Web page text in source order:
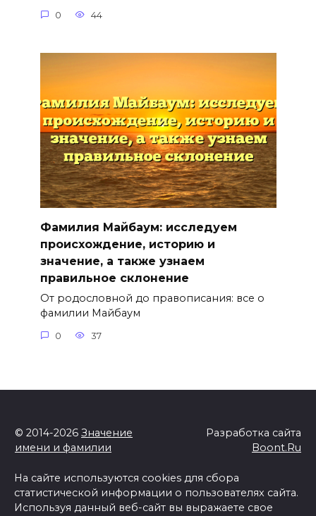
0 44
Фамилия Майбаум: исследуем
происхождение, историю и
значение, а также узнаем
правильное склонение
От родословной до правописания: все о
фамилии Майбаум
0 37
© 2014-2026 Значение
имени и фамилии
Разработка сайта
Boont.Ru
На сайте используются cookies для сбора
статистической информации о пользователях сайта.
Используя данный веб-сайт вы выражаете свое